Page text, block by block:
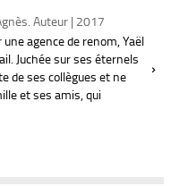
Auteur | 2017
agence de renom, Yaël
Juchée sur ses éternels
de ses collègues et ne
et ses amis, qui